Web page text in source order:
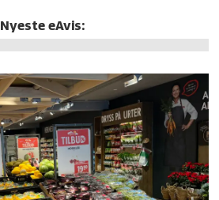
Nyeste eAvis: